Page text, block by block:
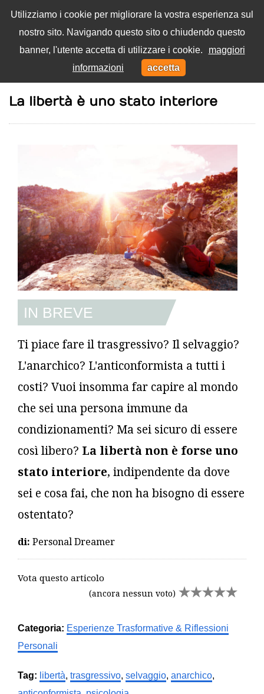
Utilizziamo i cookie per migliorare la vostra esperienza sul
nostro sito. Navigando questo sito o chiudendo questo
banner, l'utente accetta di utilizzare i cookie.
maggiori
informazioni
accetta
Menu
La libertà è uno stato interiore
IN BREVE
Ti piace fare il trasgressivo? Il selvaggio?
L'anarchico? L'anticonformista a tutti i
costi? Vuoi insomma far capire al mondo
che sei una persona immune da
condizionamenti? Ma sei sicuro di essere
così libero? La libertà non è forse uno
stato interiore, indipendente da dove
sei e cosa fai, che non ha bisogno di essere
ostentato?
di: Personal Dreamer
Vota questo articolo
(ancora nessun voto)
Categoria: Esperienze Trasformative & Riflessioni
Personali
Tag: libertà, trasgressivo, selvaggio, anarchico,